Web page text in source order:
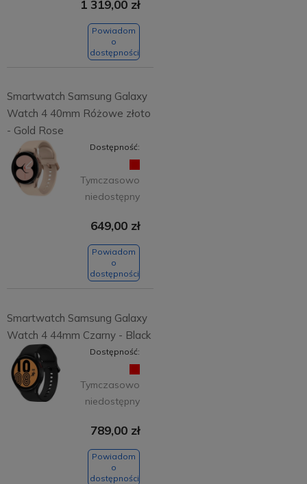
1 319,00 zł
Powiadom
o
dostępności
Smartwatch Samsung Galaxy
Watch 4 40mm Różowe złoto
- Gold Rose
Dostępność:
Tymczasowo
niedostępny
649,00 zł
Powiadom
o
dostępności
Smartwatch Samsung Galaxy
Watch 4 44mm Czarny - Black
Dostępność:
Tymczasowo
niedostępny
789,00 zł
Powiadom
o
dostępności